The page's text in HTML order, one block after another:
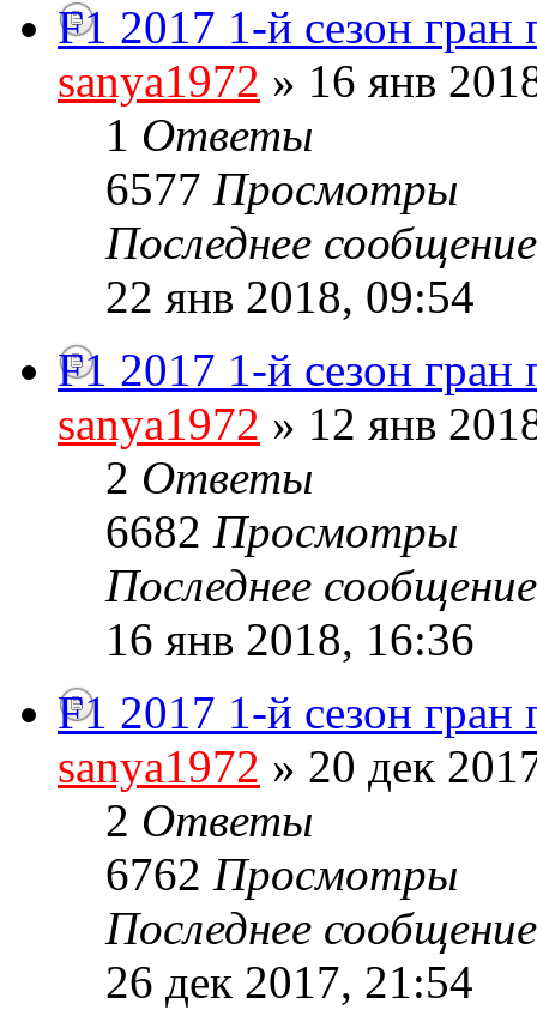
F1 2017 1-й сезон
sanya1972 » 16 янв
1 Ответы
6577 Просмотры
Последнее
22 янв 2018, 09:54
F1 2017 1-й сезон гран
sanya1972 » 12 янв
2 Ответы
6682 Просмотры
Последнее
16 янв 2018, 16:36
F1 2017 1-й сезон
sanya1972 » 20 дек
2 Ответы
6762 Просмотры
Последнее
26 дек 2017, 21:54